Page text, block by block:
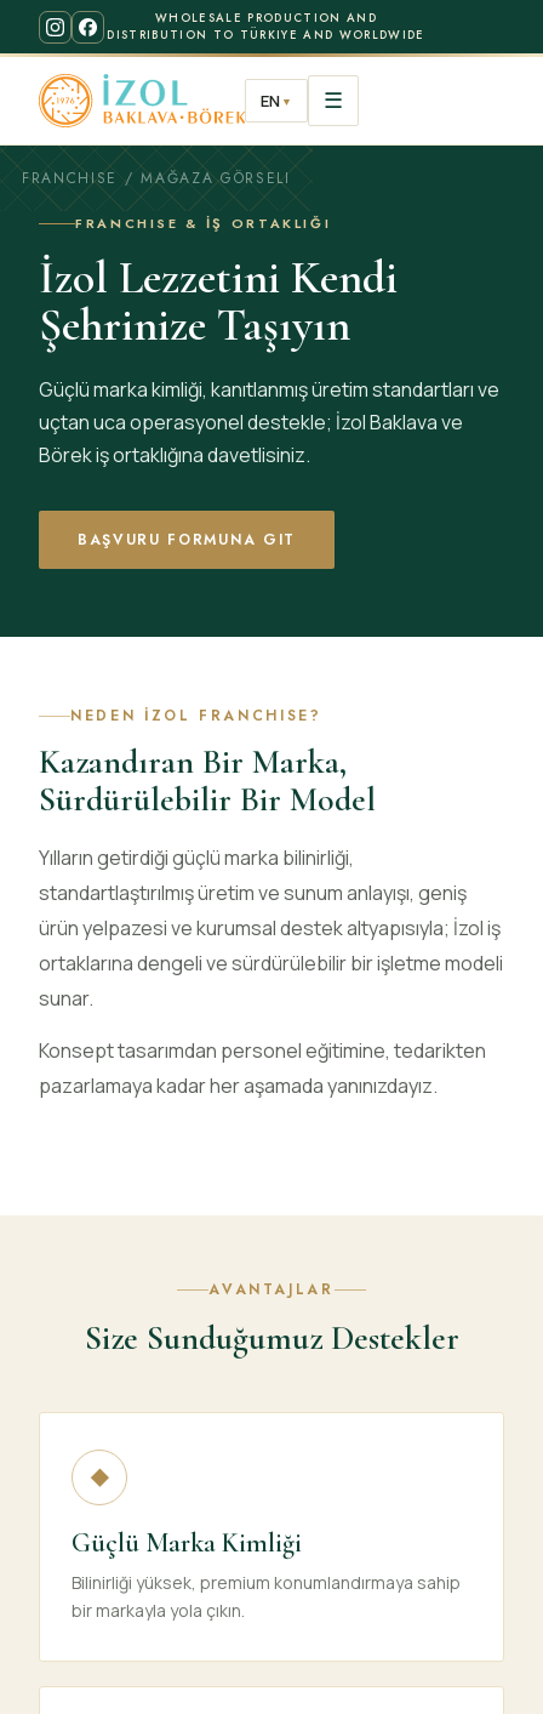
WHOLESALE PRODUCTION AND
DISTRIBUTION TO TÜRKIYE AND WORLDWIDE
EN ▼ ☰
FRANCHISE / MAĞAZA GÖRSELI
FRANCHISE & İŞ ORTAKLIĞI
İzol Lezzetini Kendi
Şehrinize Taşıyın
Güçlü marka kimliği, kanıtlanmış üretim standartları ve
uçtan uca operasyonel destekle; İzol Baklava ve
Börek iş ortaklığına davetlisiniz.
BAŞVURU FORMUNA GIT
NEDEN İZOL FRANCHISE?
Kazandıran Bir Marka,
Sürdürülebilir Bir Model
Yılların getirdiği güçlü marka bilinirliği,
standartlaştırılmış üretim ve sunum anlayışı, geniş
ürün yelpazesi ve kurumsal destek altyapısıyla; İzol iş
ortaklarına dengeli ve sürdürülebilir bir işletme modeli
sunar.
Konsept tasarımdan personel eğitimine, tedarikten
pazarlamaya kadar her aşamada yanınızdayız.
AVANTAJLAR
Size Sunduğumuz Destekler
◆
Güçlü Marka Kimliği
Bilinirliği yüksek, premium konumlandırmaya sahip
bir markayla yola çıkın.